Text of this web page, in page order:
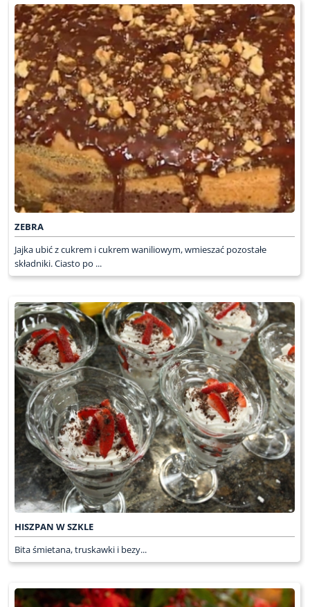
ZEBRA
Jajka ubić z cukrem i cukrem waniliowym, wmieszać pozostałe
składniki. Ciasto po ...
HISZPAN W SZKLE
Bita śmietana, truskawki i bezy...